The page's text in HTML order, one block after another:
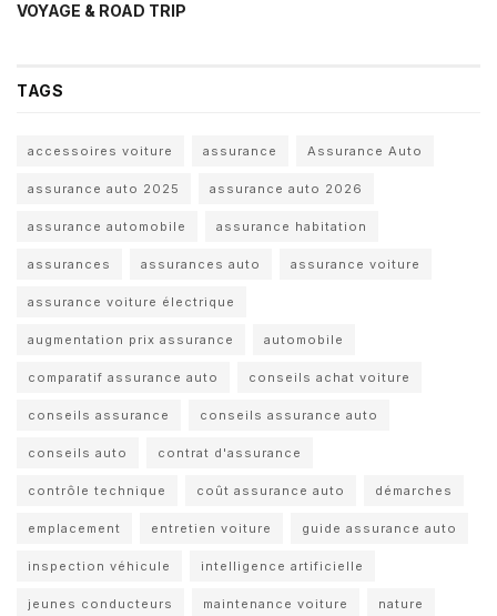
VOYAGE & ROAD TRIP
TAGS
accessoires voiture assurance Assurance Auto
assurance auto 2025 assurance auto 2026
assurance automobile assurance habitation
assurances assurances auto assurance voiture
assurance voiture électrique
augmentation prix assurance automobile
comparatif assurance auto conseils achat voiture
conseils assurance conseils assurance auto
conseils auto contrat d'assurance
contrôle technique coût assurance auto démarches
emplacement entretien voiture guide assurance auto
inspection véhicule intelligence artificielle
jeunes conducteurs maintenance voiture nature